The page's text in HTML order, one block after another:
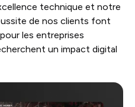
technique et notre
de nos clients font
les entreprises
un impact digital